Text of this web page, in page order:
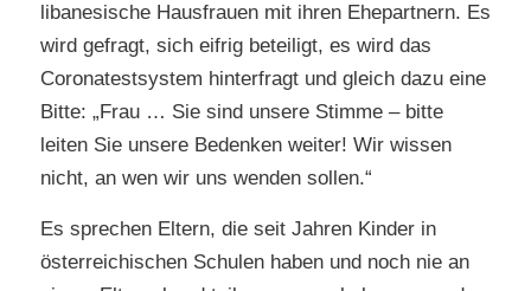
libanesische Hausfrauen mit ihren Ehepartnern. Es
wird gefragt, sich eifrig beteiligt, es wird das
Coronatestsystem hinterfragt und gleich dazu eine
Bitte: „Frau … Sie sind unsere Stimme – bitte
leiten Sie unsere Bedenken weiter! Wir wissen
nicht, an wen wir uns wenden sollen.“
Es sprechen Eltern, die seit Jahren Kinder in
österreichischen Schulen haben und noch nie an